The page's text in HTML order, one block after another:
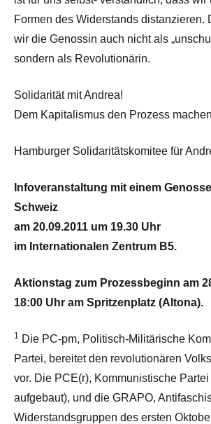
Formen des Widerstands distanzieren.
wir die Genossin auch nicht als
sondern als Revolutionärin.
Solidarität mit Andrea!
Dem Kapitalismus den Prozess
Hamburger Solidaritätskomitee für
Infoveranstaltung mit einem
Schweiz
am 20.09.2011 um 19.30 Uhr
im Internationalen Zentrum B5.
Aktionstag zum Prozessbeginn am
18:00 Uhr am Spritzenplatz (Altona).
1 Die PC-pm, Politisch-Militärische
Partei, bereitet den revolutionären
vor. Die PCE(r), Kommunistische
aufgebaut), und die GRAPO,
Widerstandsgruppen des ersten